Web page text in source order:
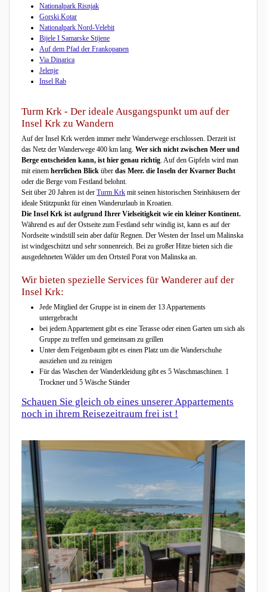
Nationalpark Risnjak
Gorski Kotar
Nationalpark Nord-Velebit
Bijele I Samarske Stijene
Auf dem Pfad der Frankopanen
Via Dinarica
Jelenje
Insel Rab
Turm Krk - Der ideale Ausgangspunkt um auf der
Insel Krk zu Wandern
Auf der Insel Krk werden immer mehr Wanderwege erschlossen. Derzeit ist
das Netz der Wanderwege 400 km lang. Wer sich nicht zwischen Meer und
Berge entscheiden kann, ist hier genau richtig . Auf den Gipfeln wird man
mit einem herrlichen Blick über das Meer. die Inseln der Kvarner Bucht
oder die Berge vom Festland belohnt.
Seit über 20 Jahren ist der Turm Krk mit seinen historischen Steinhäusern der
ideale Stützpunkt für einen Wanderurlaub in Kroatien.
Die Insel Krk ist aufgrund Ihrer Vielseitigkeit wie ein kleiner Kontinent.
Während es auf der Ostseite zum Festland sehr windig ist, kann es auf der
Nordseite windstill sein aber dafür Regnen. Der Westen der Insel um Malinska
ist windgeschützt und sehr sonnenreich. Bei zu großer Hitze bieten sich die
ausgedehneten Wälder um den Ortsteil Porat von Malinska an.
Wir bieten spezielle Services für Wanderer auf der
Insel Krk:
Jede Mitglied der Gruppe ist in einem der 13 Appartements
untergebracht
bei jedem Appartement gibt es eine Terasse oder einen Garten um sich als
Gruppe zu treffen und gemeinsam zu grillen
Unter dem Feigenbaum gibt es einen Platz um die Wanderschuhe
ausziehen und zu reinigen
Für das Waschen der Wanderkleidung gibt es 5 Waschmaschinen. 1
Trockner und 5 Wäsche Ständer
Schauen Sie gleich ob eines unserer Appartements
noch in ihrem Reisezeitraum frei ist !